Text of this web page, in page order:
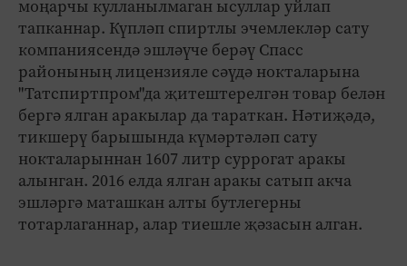
моңарчы кулланылмаган ысуллар уйлап
тапканнар. Күпләп спиртлы эчемлекләр сату
компаниясендә эшләүче берәү Спасс
районының лицензияле сәүдә нокталарына
"Татспиртпром"да җитештерелгән товар белән
бергә ялган аракылар да тараткан. Нәтиҗәдә,
тикшерү барышында күмәртәләп сату
нокталарыннан 1607 литр суррогат аракы
алынган. 2016 елда ялган аракы сатып акча
эшләргә маташкан алты бутлегерны
тотарлаганнар, алар тиешле җәзасын алган.